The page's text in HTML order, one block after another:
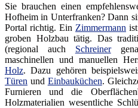
Sie brauchen einen
Hofheim in Unterfranken? Dann
Portal richtig. Ein Zimmermann
groben Holzbau tätig. Das
(regional auch Schreiner
maschinellen und manuellen
Holz. Dazu gehören
Türen und Einbauküchen.
Furnieren und die
Holzmaterialien wesentliche